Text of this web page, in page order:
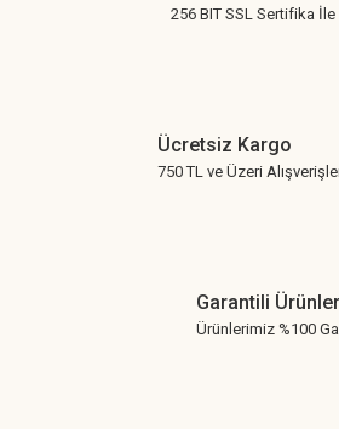
256 BIT SSL Sertifika İle
Ücretsiz Kargo
750 TL ve Üzeri
Garantili Ürünler
Ürünlerimiz %100